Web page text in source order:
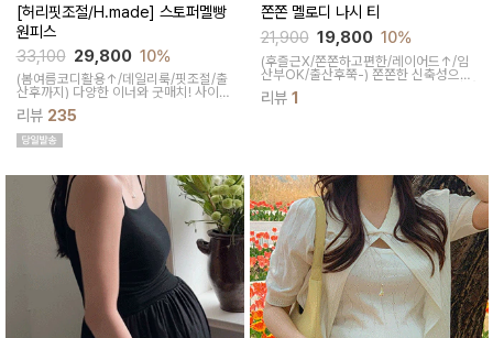
[허리핏조절/H.made] 스토퍼멜빵
원피스
33,100 29,800 10%
(봄여름코디활용↑/데일리룩/핏조절/출
산후까지) 다양한 이너와 굿매치! 사이드
스토퍼로 출산전후 예쁜핏 완성되는 캐
쥬얼한 무드의 뷔스티에 원피스에요
리뷰 235
쫀쫀 멜로디 나시 티
21,900 19,800 10%
(후즐근X/쫀쫀하고편한/레이어드↑/임
산부OK/출산후쭉-) 쫀쫀한 신축성으로
붙는 핏이지만 편한 착용감으로 4계절내
내 이너로 단독으로 활용하기 좋으며 통
리뷰 1